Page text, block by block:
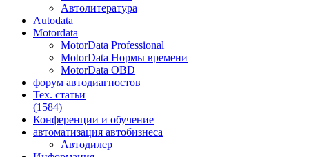
Автолитература
Autodata
Motordata
MotorData Professional
MotorData Нормы времени
MotorData OBD
форум автодиагностов
Тех. статьи
(1584)
Конференции и обучение
автоматизация автобизнеса
Автодилер